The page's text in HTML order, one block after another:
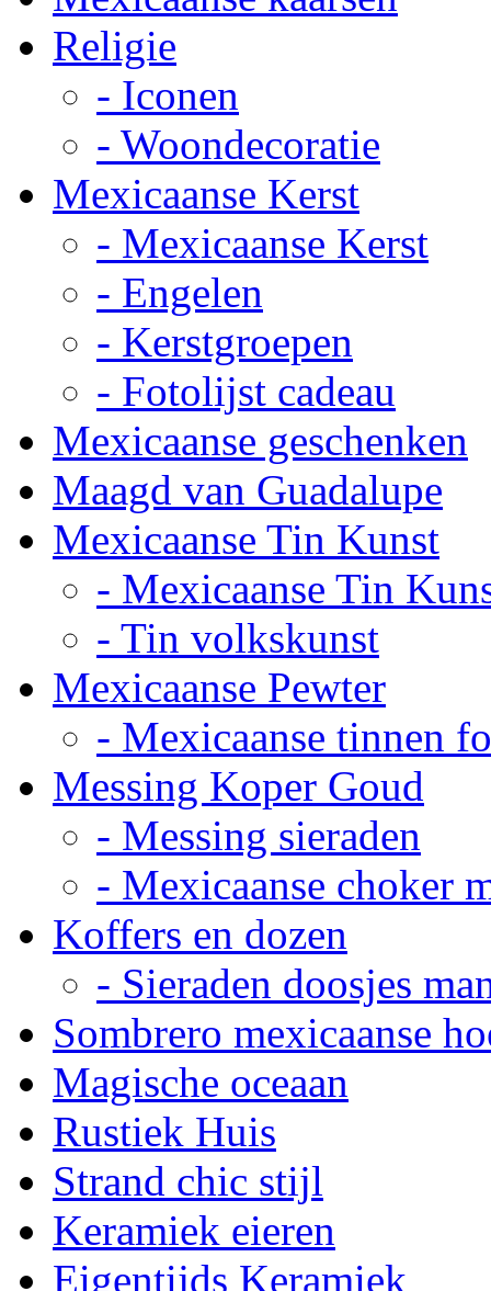
Religie
- Iconen
- Woondecoratie
Mexicaanse Kerst
- Mexicaanse Kerst
- Engelen
- Kerstgroepen
- Fotolijst cadeau
Mexicaanse geschenken
Maagd van Guadalupe
Mexicaanse Tin Kunst
- Mexicaanse Tin
- Tin volkskunst
Mexicaanse Pewter
- Mexicaanse tinnen
Messing Koper Goud
- Messing sieraden
- Mexicaanse choker
Koffers en dozen
- Sieraden doosjes
Sombrero mexicaanse
Magische oceaan
Rustiek Huis
Strand chic stijl
Keramiek eieren
Eigentijds Keramiek